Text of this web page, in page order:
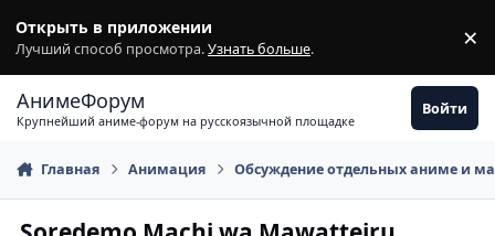
Открыть в приложении
Лучший способ просмотра.Узнать больше. ×
АнимеФорум
Крупнейший аниме-форум на русскоязычной площадке
Войти
Главная Анимация Обсуждение отдельных аниме и